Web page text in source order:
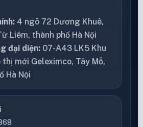
4 ngõ 72 Dương Khuê,
Liêm, thành phố Hà Nội
đại diện: 07-A43 LK5 Khu
thị mới Geleximco, Tây Mỗ,
Hà Nội